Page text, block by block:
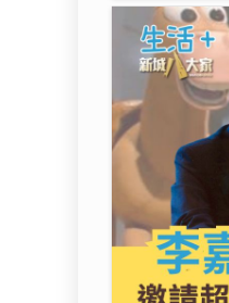
沿途有我｜
新秀」重聚
組Raidas
Sinnie及黃
23/07/2026